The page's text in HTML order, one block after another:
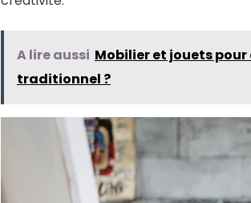
A lire aussi Mobilier et jouets
traditionnel ?